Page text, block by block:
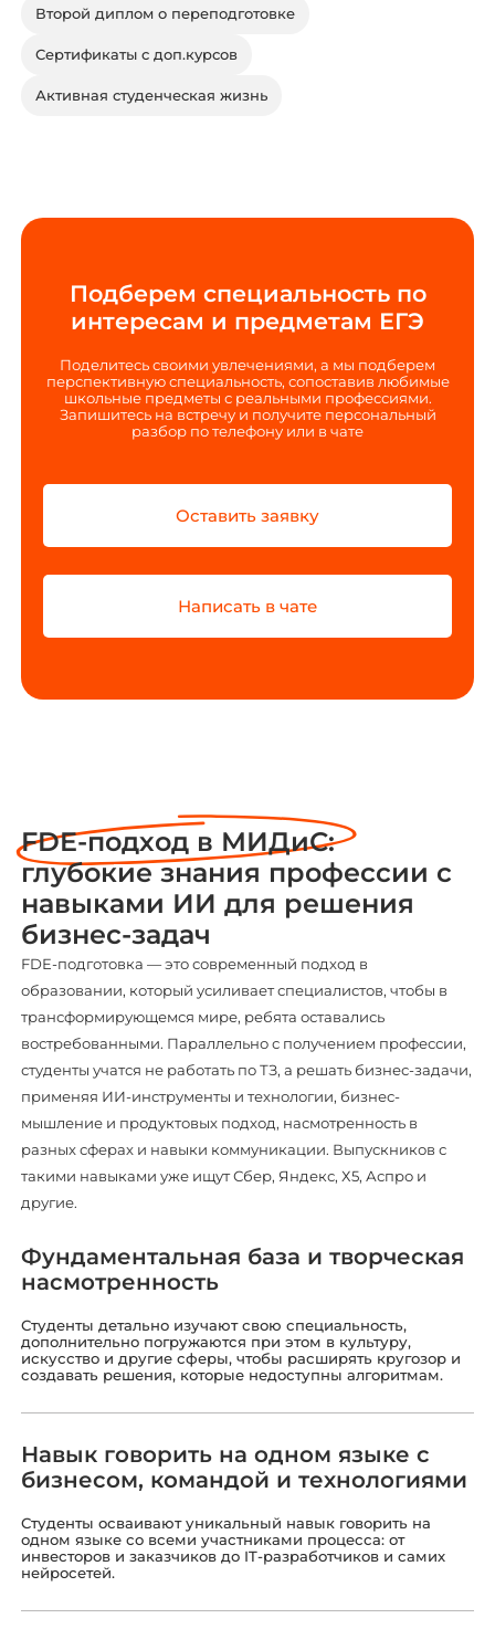
Второй диплом о переподготовке
Сертификаты с доп.курсов
Активная студенческая жизнь
Подберем специальность по
интересам и предметам ЕГЭ
Поделитесь своими увлечениями, а мы подберем
перспективную специальность, сопоставив любимые
школьные предметы с реальными профессиями.
Запишитесь на встречу и получите персональный
разбор по телефону или в чате
Оставить заявку
Написать в чате
FDE-подход в МИДиС:
глубокие знания профессии с
навыками ИИ для решения
бизнес-задач
FDE-подготовка — это современный подход в
образовании, который усиливает специалистов, чтобы в
трансформирующемся мире, ребята оставались
востребованными. Параллельно с получением профессии,
студенты учатся не работать по ТЗ, а решать бизнес-задачи,
применяя ИИ-инструменты и технологии, бизнес-
мышление и продуктовых подход, насмотренность в
разных сферах и навыки коммуникации. Выпускников с
такими навыками уже ищут Сбер, Яндекс, Х5, Аспро и
другие.
Фундаментальная база и творческая
насмотренность
Студенты детально изучают свою специальность,
дополнительно погружаются при этом в культуру,
искусство и другие сферы, чтобы расширять кругозор и
создавать решения, которые недоступны алгоритмам.
Навык говорить на одном языке с
бизнесом, командой и технологиями
Студенты осваивают уникальный навык говорить на
одном языке со всеми участниками процесса: от
инвесторов и заказчиков до IT-разработчиков и самих
нейросетей.